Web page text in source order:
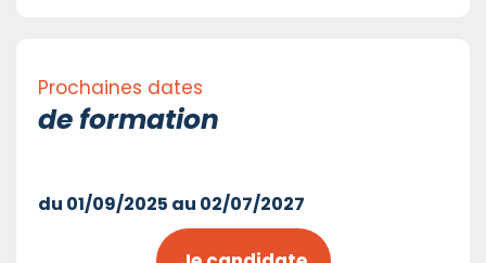
Prochaines dates
de formation
du 01/09/2025 au 02/07/2027